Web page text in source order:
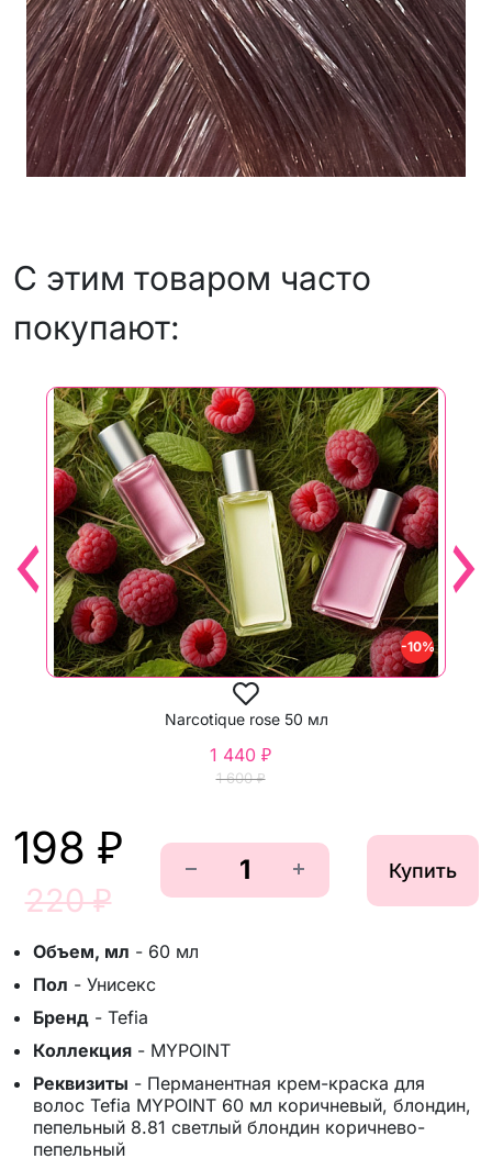
С этим товаром часто
покупают:
-10%
Narcotique rose 50 мл
1 600 ₽
1 440 ₽
198 ₽
220 ₽
Купить
Объем, мл - 60 мл
Пол - Унисекс
Бренд - Tefia
Коллекция - MYPOINT
Реквизиты - Перманентная крем-краска для
волос Tefia MYPOINT 60 мл коричневый, блондин,
пепельный 8.81 светлый блондин коричнево-
пепельный